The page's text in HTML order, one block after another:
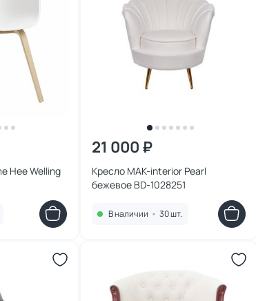
Hee Welling
21 000 ₽
Кресло MAK-interior Pearl
бежевое BD-1028251
В наличии • 30 шт.